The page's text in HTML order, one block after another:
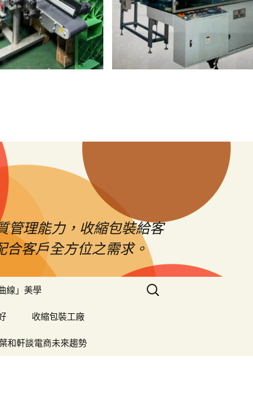
管理能力，收縮包裝給客
合客戶全方位之需求。
線」美學
收縮包裝工廠
和軒談電商未來趨勢
搜
尋